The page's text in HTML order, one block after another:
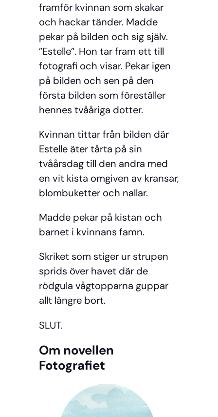
framför kvinnan som skakar
och hackar tänder. Madde
pekar på bilden och sig själv.
”Estelle”. Hon tar fram ett till
fotografi och visar. Pekar igen
på bilden och sen på den
första bilden som föreställer
hennes tvååriga dotter.
Kvinnan tittar från bilden där
Estelle äter tårta på sin
tvåårsdag till den andra med
en vit kista omgiven av kransar,
blombuketter och nallar.
Madde pekar på kistan och
barnet i kvinnans famn.
Skriket som stiger ur strupen
sprids över havet där de
rödgula vågtopparna guppar
allt längre bort.
SLUT.
Om novellen
Fotografiet